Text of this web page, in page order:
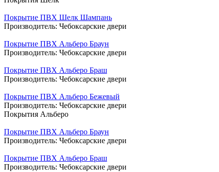
Покрытие ПВХ Шелк Шампань
Производитель: Чебоксарские двери
Покрытие ПВХ Альберо Браун
Производитель: Чебоксарские двери
Покрытие ПВХ Альберо Браш
Производитель: Чебоксарские двери
Покрытие ПВХ Альберо Бежевый
Производитель: Чебоксарские двери
Покрытия Альберо
Покрытие ПВХ Альберо Браун
Производитель: Чебоксарские двери
Покрытие ПВХ Альберо Браш
Производитель: Чебоксарские двери